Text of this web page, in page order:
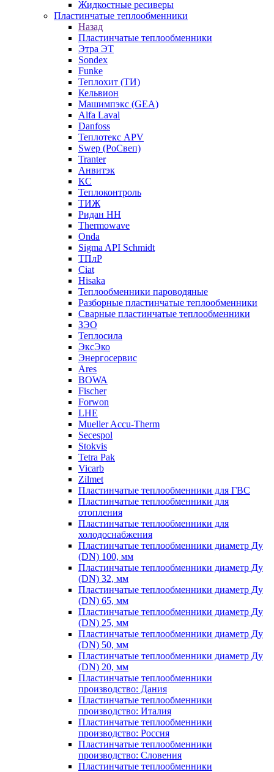
Жидкостные ресиверы
Пластинчатые теплообменники
Назад
Пластинчатые теплообменники
Этра ЭТ
Sondex
Funke
Теплохит (ТИ)
Кельвион
Машимпэкс (GEA)
Alfa Laval
Danfoss
Теплотекс APV
Swep (РоСвеп)
Tranter
Анвитэк
КС
Теплоконтроль
ТИЖ
Ридан НН
Thermowave
Onda
Sigma API Schmidt
ТПлР
Ciat
Hisaka
Теплообменники пароводяные
Разборные пластинчатые теплообменники
Сварные пластинчатые теплообменники
ЗЭО
Теплосила
ЭксЭко
Энергосервис
Ares
BOWA
Fischer
Forwon
LHE
Mueller Accu-Therm
Secespol
Stokvis
Tetra Pak
Vicarb
Zilmet
Пластинчатые теплообменники для ГВС
Пластинчатые теплообменники для
отопления
Пластинчатые теплообменники для
холодоснабжения
Пластинчатые теплообменники диаметр Ду
(DN) 100, мм
Пластинчатые теплообменники диаметр Ду
(DN) 32, мм
Пластинчатые теплообменники диаметр Ду
(DN) 65, мм
Пластинчатые теплообменники диаметр Ду
(DN) 25, мм
Пластинчатые теплообменники диаметр Ду
(DN) 50, мм
Пластинчатые теплообменники диаметр Ду
(DN) 20, мм
Пластинчатые теплообменники
производство: Дания
Пластинчатые теплообменники
производство: Италия
Пластинчатые теплообменники
производство: Россия
Пластинчатые теплообменники
производство: Словения
Пластинчатые теплообменники